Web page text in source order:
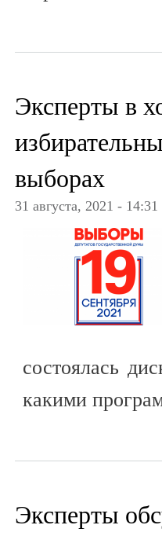
Эксперты в
выборах
31 августа, 2021 - 14:31
состоялась
какими
Эксперты